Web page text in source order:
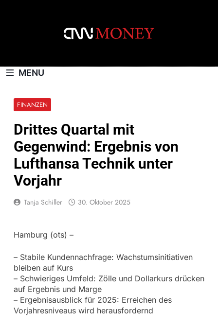
MENU
FINANZEN
Drittes Quartal mit
Gegenwind: Ergebnis von
Lufthansa Technik unter
Vorjahr
Tanja Schiller 30. Oktober 2025
Hamburg (ots) –
– Stabile Kundennachfrage: Wachstumsinitiativen
bleiben auf Kurs
– Schwieriges Umfeld: Zölle und Dollarkurs drücken
auf Ergebnis und Marge
– Ergebnisausblick für 2025: Erreichen des
Vorjahresniveaus wird herausfordernd